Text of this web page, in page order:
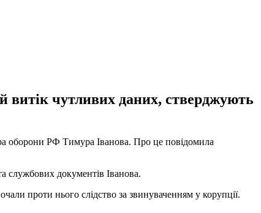
витік чутливих даних, стверджують
оборони РФ Тимура Іванова. Про це повідомила
службових документів Іванова.
проти нього слідство за звинуваченням у корупції.